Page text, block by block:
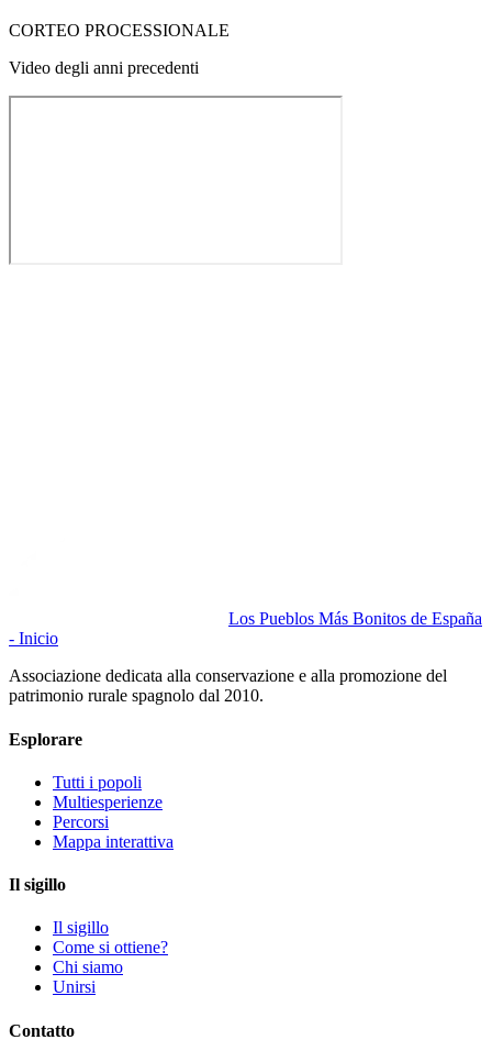
CORTEO PROCESSIONALE
Video degli anni precedenti
Los Pueblos Más Bonitos de España
- Inicio
Associazione dedicata alla conservazione e alla promozione del
patrimonio rurale spagnolo dal 2010.
Esplorare
Tutti i popoli
Multiesperienze
Percorsi
Mappa interattiva
Il sigillo
Il sigillo
Come si ottiene?
Chi siamo
Unirsi
Contatto